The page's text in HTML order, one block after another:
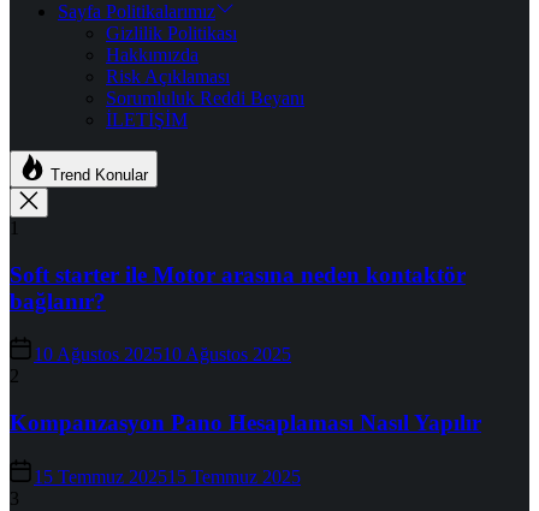
Sayfa Politikalarımız
Gizlilik Politikası
Hakkımızda
Risk Açıklaması
Sorumluluk Reddi Beyanı
İLETİŞİM
Trend Konular
1
Soft starter ile Motor arasına neden kontaktör
bağlanır?
10 Ağustos 202510 Ağustos 2025
2
Kompanzasyon Pano Hesaplaması Nasıl Yapılır
15 Temmuz 202515 Temmuz 2025
3